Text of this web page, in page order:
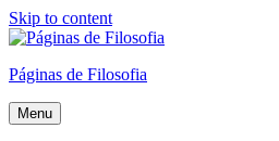
Skip to content
Páginas de Filosofia
Menu